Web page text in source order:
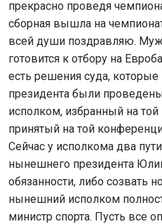
прекрасно проведя
сборная вышла на
всей души поздравляю.
готовится к отбору на
есть решения суда,
президента были
исполком, избранный на
принятый на той
Сейчас у исполкома два
нынешнего президента
обязанности, либо
нынешний исполком
министр спорта. Пусть все